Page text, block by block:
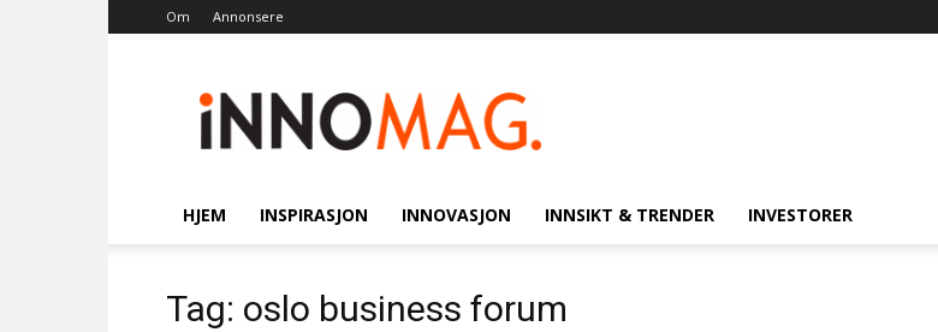
Om Annonsere
HJEM INSPIRASJON INNOVASJON INNSIKT & TRENDER INVESTORER
Tag: oslo business forum